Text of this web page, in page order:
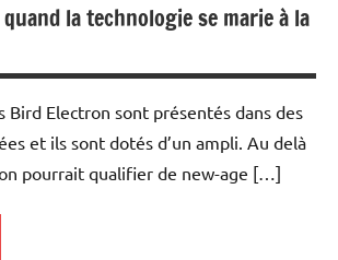
la technologie se marie à la
Bird Electron sont présentés dans des
et ils sont dotés d’un ampli. Au delà
pourrait qualifier de new-age […]